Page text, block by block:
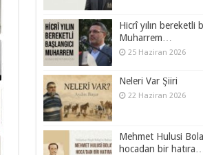
Hicrî yılın bereketli
Muharrem…
25 Haziran 2026
Neleri Var Şiiri
22 Haziran 2026
Mehmet Hulusi
hocadan bir hatıra…